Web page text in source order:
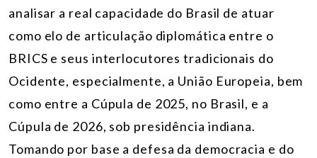
analisar a real capacidade do Brasil de atuar
como elo de articulação diplomática entre o
BRICS e seus interlocutores tradicionais do
Ocidente, especialmente, a União Europeia, bem
como entre a Cúpula de 2025, no Brasil, e a
Cúpula de 2026, sob presidência indiana.
Tomando por base a defesa da democracia e do